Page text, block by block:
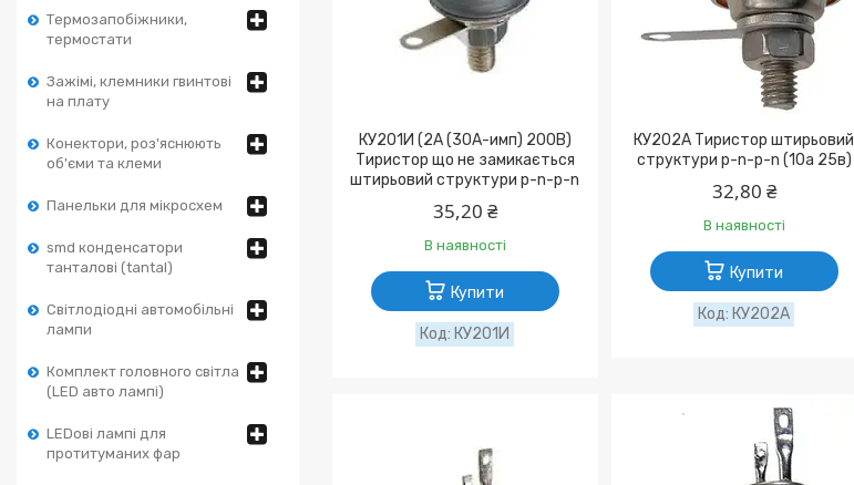
Термозапобіжники,
термостати
Зажімі, клемники гвинтові
на плату
Конектори, роз'яснюють
об'єми та клеми
Панельки для мікросхем
smd конденсатори
танталові (tantal)
Світлодіодні автомобільні
лампи
Комплект головного світла
(LED авто лампі)
LEDові лампі для
протитуманих фар
КУ201И (2А (30А-имп) 200В)
Тиристор що не замикається
штирьовий структури p-n-p-n
35,20 ₴
В наявності
Купити
КУ201И
КУ202А Тиристор штирьовий
структури p-n-p-n (10а 25в)
32,80 ₴
В наявності
Купити
КУ202А